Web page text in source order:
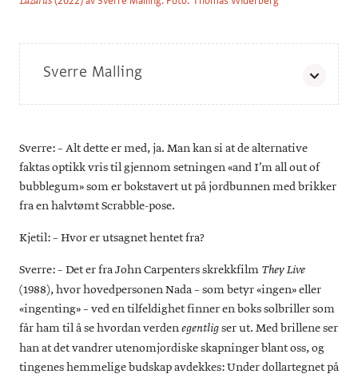
Sverre Malling
Sverre Malling (f. 1976) arbeider i all hovedsak med tegning,
uavsluttet kjede av tvetydige symboler, antydninger og
allusjoner til både kunst, litteratur, kunst- og kulturhistorie
såvel som kontemporære strømninger i massekulturen.
Mallings mangfoldige verker er fascinerende og sterke
visuelle fortellinger i seg selv, men de utspiller seg i historisk
og skaper uventede skråblikk på samtiden.
Sverre: – Alt dette er med, ja. Man kan si at de alternative
faktas optikk vris til gjennom setningen «and I’m all out of
bubblegum» som er bokstavert ut på jordbunnen med brikker
fra en halvtømt Scrabble-pose.
Kjetil: – Hvor er utsagnet hentet fra?
Sverre: – Det er fra John Carpenters skrekkfilm They Live
(1988), hvor hovedpersonen Nada – som betyr «ingen» eller
«ingenting» – ved en tilfeldighet finner en boks solbriller som
får ham til å se hvordan verdenegentligser ut. Med brillene ser
han at det vandrer utenomjordiske skapninger blant oss, og
tingenes hemmelige budskap avdekkes: Under dollartegnet på